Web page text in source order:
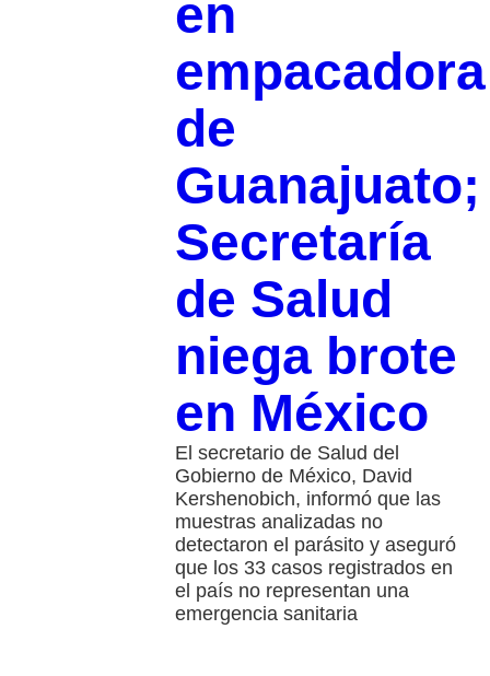
en
empacadora
de
Guanajuato;
Secretaría
de Salud
niega brote
en México
El secretario de Salud del
Gobierno de México, David
Kershenobich, informó que las
muestras analizadas no
detectaron el parásito y aseguró
que los 33 casos registrados en
el país no representan una
emergencia sanitaria